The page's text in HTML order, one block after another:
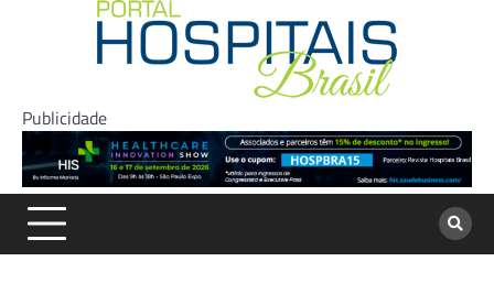
Publicidade